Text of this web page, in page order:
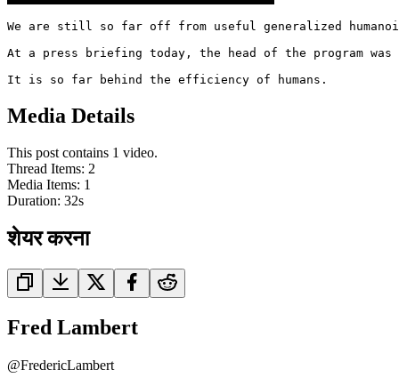
We are still so far off from useful generalized
At a press briefing today, the head of the program
It is so far behind the efficiency of humans.
Media Details
This post contains 1 video.
Thread Items: 2
Media Items: 1
Duration: 32s
शेयर करना
Fred Lambert
@FredericLambert